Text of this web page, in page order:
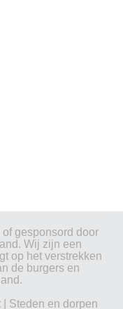
gesponsord door
Wij zijn een
op het verstrekken
de burgers en
| Steden en dorpen